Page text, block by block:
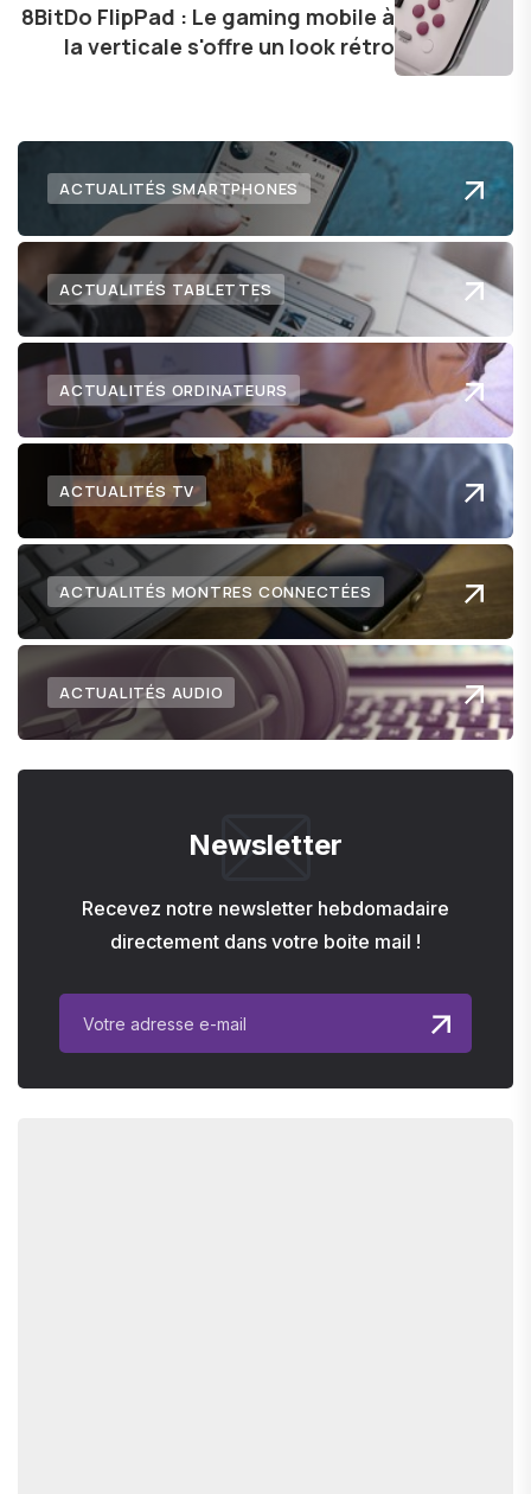
technologie me permet de présenter aux
lecteurs un aperçu captivant de ce que le futur
8BitDo FlipPad : Le gaming mobile à
la verticale s'offre un look rétro
ACTUALITÉS SMARTPHONES
ACTUALITÉS TABLETTES
ACTUALITÉS ORDINATEURS
ACTUALITÉS TV
ACTUALITÉS MONTRES CONNECTÉES
ACTUALITÉS AUDIO
Newsletter
Recevez notre newsletter hebdomadaire
directement dans votre boite mail !